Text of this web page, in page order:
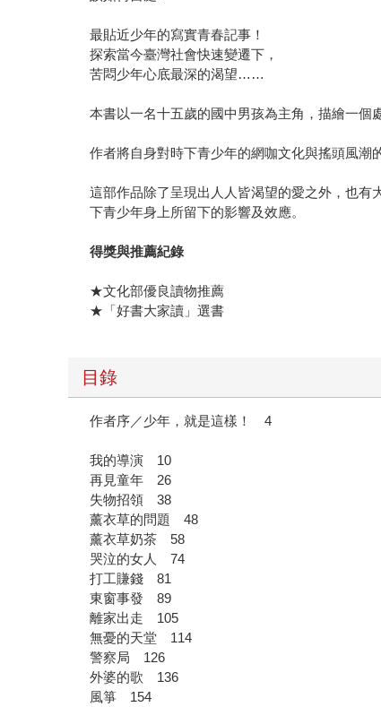
最貼近少年的寫實青春記事！
探索當今臺灣社會快速變遷下，
苦悶少年心底最深的渴望……
本書以一名十五歲的國中男孩為主角，描繪一
作者將自身對時下青少年的網咖文化與搖頭風潮
這部作品除了呈現出人人皆渴望的愛之外，也
下青少年身上所留下的影響及效應。
得獎與推薦紀錄
★文化部優良讀物推薦
★「好書大家讀」選書
目錄
作者序／少年，就是這樣！ 4
我的導演 10
再見童年 26
失物招領 38
薰衣草的問題 48
薰衣草奶茶 58
哭泣的女人 74
打工賺錢 81
東窗事發 89
離家出走 105
無憂的天堂 114
警察局 126
外婆的歌 136
風箏 154